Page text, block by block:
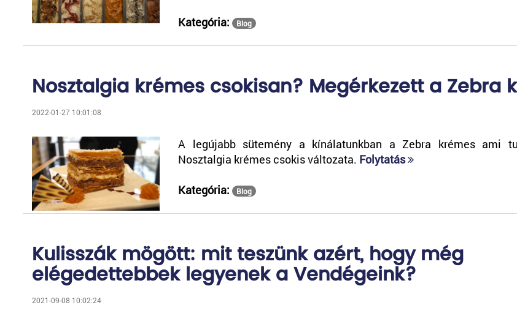
Kategória: Blog
Nosztalgia krémes csokisan? Megérkezett a Zebra
2022-01-27 10:01:08
A legújabb sütemény a kínálatunkban a Zebra krémes ami
Nosztalgia krémes csokis változata. Folytatás
Kategória: Blog
Kulisszák mögött: mit teszünk azért, hogy még
elégedettebbek legyenek a Vendégeink?
2021-09-08 10:02:24